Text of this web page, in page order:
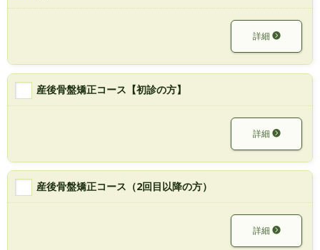
詳細
産後骨盤矯正コース【初診の方】
詳細
産後骨盤矯正コース（2回目以降の方）
詳細